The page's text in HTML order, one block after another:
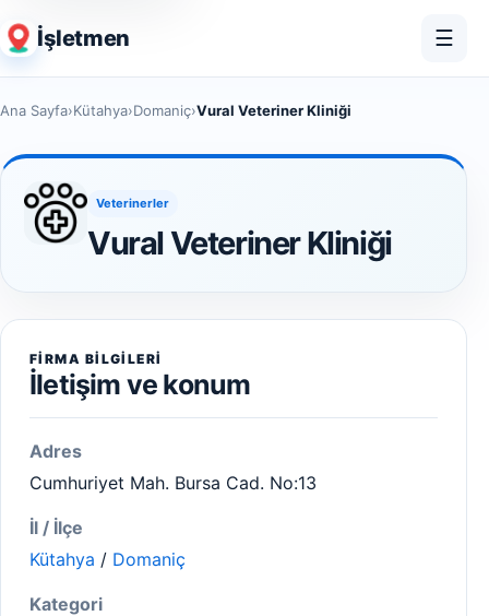
İşletmen ☰
Ana Sayfa›Kütahya›Domaniç›Vural Veteriner Kliniği
Veterinerler
Vural Veteriner Kliniği
FIRMA BILGILERI
İletişim ve konum
Adres
Cumhuriyet Mah. Bursa Cad. No:13
İl / İlçe
Kütahya / Domaniç
Kategori